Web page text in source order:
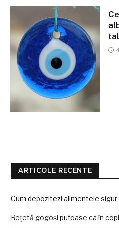
ARTICOLE RECENTE
Cum depozitezi alimentele
Rețetă gogoși pufoase ca în